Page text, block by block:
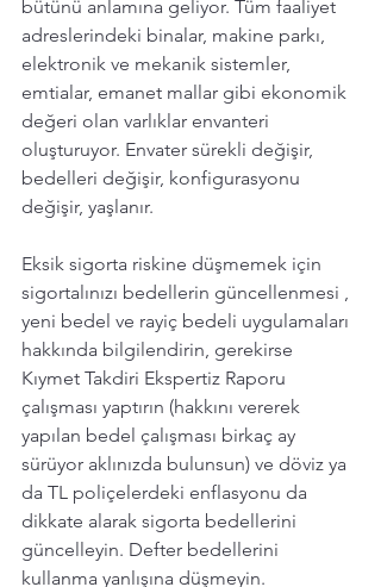
bütünü anlamına geliyor. Tüm faaliyet
adreslerindeki binalar, makine parkı,
elektronik ve mekanik sistemler,
emtialar, emanet mallar gibi ekonomik
değeri olan varlıklar envanteri
oluşturuyor. Envater sürekli değişir,
bedelleri değişir, konfigurasyonu
değişir, yaşlanır.
Eksik sigorta riskine düşmemek için
sigortalınızı bedellerin güncellenmesi ,
yeni bedel ve rayiç bedeli uygulamaları
hakkında bilgilendirin, gerekirse
Kıymet Takdiri Ekspertiz Raporu
çalışması yaptırın (hakkını vererek
yapılan bedel çalışması birkaç ay
sürüyor aklınızda bulunsun) ve döviz ya
da TL poliçelerdeki enflasyonu da
dikkate alarak sigorta bedellerini
güncelleyin. Defter bedellerini
kullanma yanlışına düşmeyin.